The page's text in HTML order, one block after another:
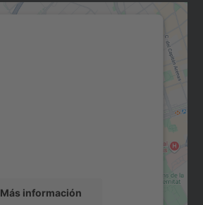
Más información